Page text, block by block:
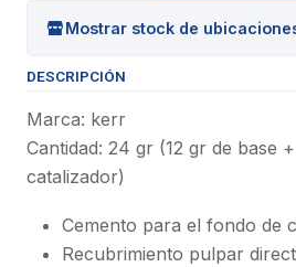
Mostrar stock de
DESCRIPCIÓN
Marca: kerr
Cantidad: 24 gr (12 gr de base
catalizador)
Cemento para el fondo de
Recubrimiento pulpar